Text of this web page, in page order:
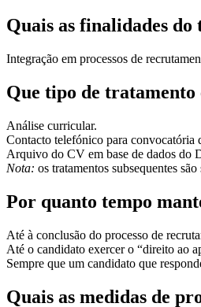
Quais as finalidades do
Integração em processos de
Que tipo de tratamento
Análise curricular.
Contacto telefónico para convocatória
Arquivo do CV em base de dados do
Nota: os tratamentos subsequentes são
Por quanto tempo
Até à conclusão do processo de
Até o candidato exercer o “direito ao
Sempre que um candidato que
Quais as medidas de